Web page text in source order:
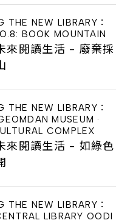
THE NEW LIBRARY：
BOOK MOUNTAIN
來閱讀生活 - 廢棄採
THE NEW LIBRARY：
MUSEUM ·
COMPLEX
來閱讀生活 - 如綠色
THE NEW LIBRARY：
LIBRARY OODI